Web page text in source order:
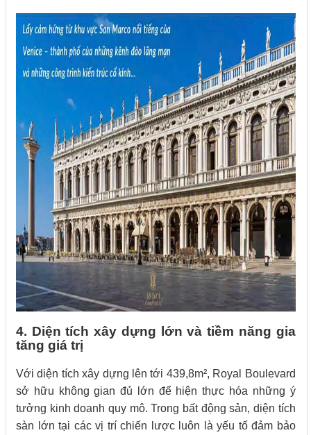
4. Diện tích xây dựng lớn và tiềm năng gia
tăng giá trị
Với diện tích xây dựng lên tới 439,8m², Royal Boulevard
sở hữu không gian đủ lớn để hiện thực hóa những ý
tưởng kinh doanh quy mô. Trong bất động sản, diện tích
sàn lớn tại các vị trí chiến lược luôn là yếu tố đảm bảo